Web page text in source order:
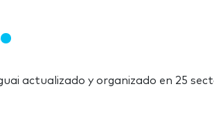
actualizado y organizado en 25